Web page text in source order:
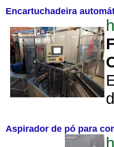
Encartuchadeira
Aspirador de pó para